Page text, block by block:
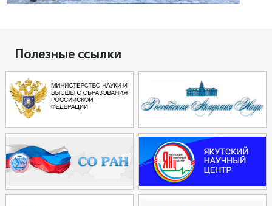
Полезные ссылки